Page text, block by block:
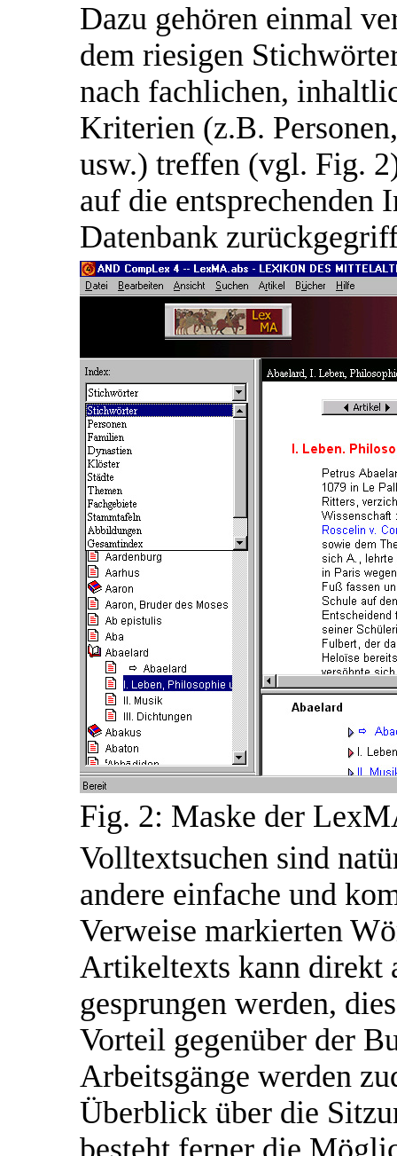
Dazu gehören einmal
dem riesigen
nach fachlichen,
Kriterien (z.B.
usw.) treffen (vgl. Fig.
auf die
Datenbank
Fig. 2: Maske der
Volltextsuchen sind
andere einfache und
Verweise markierten
Artikeltexts kann direkt
gesprungen werden,
Vorteil gegenüber der
Arbeitsgänge werden
Überblick über die